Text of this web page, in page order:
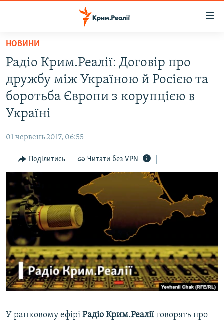
Перейти
основного
матеріалу
Перейти
до
основної
Перейти
пошуку
ВОДА.КРИМ
ВІДЕО ТА ФОТО
ПОЛІТИКА
ПОГЛЯД
ІНТЕРВ'Ю
ВСЕ ЗА ДЕНЬ
СПЕЦПРОЕКТИ
ДЕПОРТАЦІЯ
ВІДЕОУРОКИ «ELIFBE»
СВІДЧЕННЯ ОКУПАЦІЇ
УКРАЇНСЬКА ПРОБЛЕМА КРИМУ
ІНФОГРАФІКА
ЯК ОБІЙТИ БЛОКУВАННЯ
Русский
Qırımtatar
ДОЛУЧАЙСЯ!
НОВИНИ
Радіо Крим.Реалії: Договір про
дружбу між Україною й Росією та
боротьба Європи з корупцією в
Україні
01 червень 2017, 06:55
Поділитись Читати без VPN
У ранковому ефірі Радіо Крим.Реаліїговорять про